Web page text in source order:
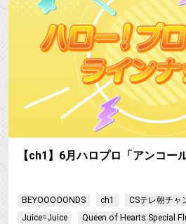
【ch1】6月ハロプロ「アンコー
BEYOOOOONDS ch1 CSテレ朝チャ
Juice=Juice
Queen of Hearts Special